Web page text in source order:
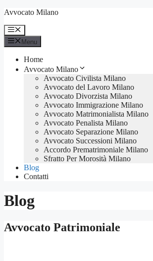
Vai
contenuto
Avvocato Milano
Menu
Menu
Home
Avvocato Milano
Avvocato Civilista Milano
Avvocato del Lavoro Milano
Avvocato Divorzista Milano
Avvocato Immigrazione Milano
Avvocato Matrimonialista Milano
Avvocato Penalista Milano
Avvocato Separazione Milano
Avvocato Successioni Milano
Accordo Prematrimoniale Milano
Sfratto Per Morosità Milano
Blog
Contatti
Blog
Avvocato Patrimoniale